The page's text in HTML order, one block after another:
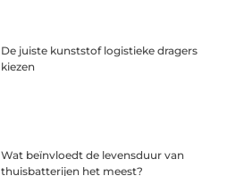
De juiste kunststof logistieke dragers
kiezen
Wat beïnvloedt de levensduur van
thuisbatterijen het meest?